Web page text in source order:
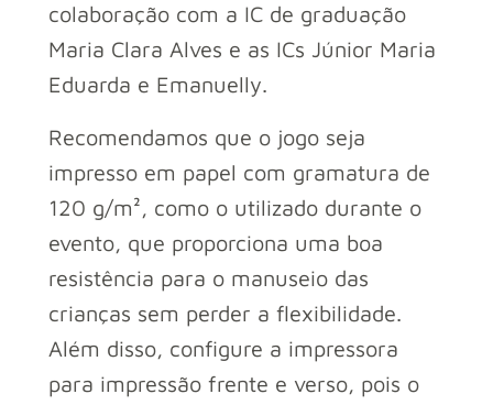
colaboração com a IC de graduação
Maria Clara Alves e as ICs Júnior Maria
Eduarda e Emanuelly.
Recomendamos que o jogo seja
impresso em papel com gramatura de
120 g/m², como o utilizado durante o
evento, que proporciona uma boa
resistência para o manuseio das
crianças sem perder a flexibilidade.
Além disso, configure a impressora
para impressão frente e verso, pois o